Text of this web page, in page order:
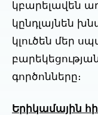
կբարելավեն
կընդլայնեն
կլուծեն մեր
գործոնները։
Երիկամային